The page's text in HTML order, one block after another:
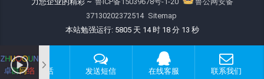
37130202372514 Sitemap
本站勉强运行: 5805 天 14 时 18 分 13 秒
拨打电话 发送短信 在线客服 联系我们